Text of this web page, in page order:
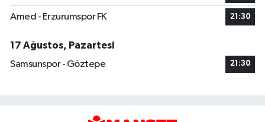
Amed - Erzurumspor FK 21:30
17 Ağustos, Pazartesi
Samsunspor - Göztepe
21:30